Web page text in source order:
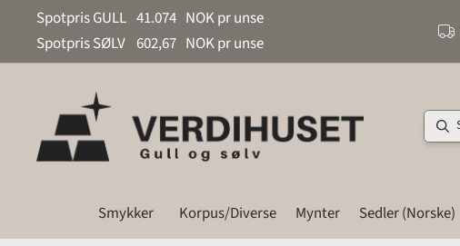
Hopp til innhold
Spotpris GULL 41.074 NOK pr unse
Spotpris SØLV 602,67 NOK pr unse
Smykker Korpus/Diverse Mynter Sedler (Norske)